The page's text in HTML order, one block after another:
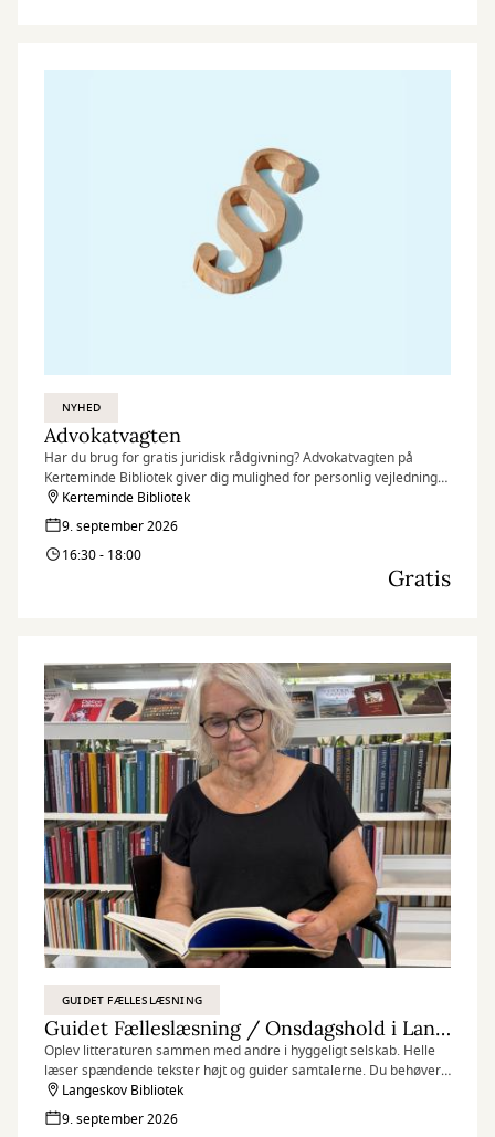
NYHED
Advokatvagten
Har du brug for gratis juridisk rådgivning? Advokatvagten på
Kerteminde Bibliotek giver dig mulighed for personlig vejledning
af en frivillig advokat – hurtigt, nemt og uden omkostninger.
Kerteminde Bibliotek
9. september 2026
16:30 - 18:00
Gratis
GUIDET FÆLLESLÆSNING
Guidet Fælleslæsning / Onsdagshold i Langeskov
Oplev litteraturen sammen med andre i hyggeligt selskab. Helle
læser spændende tekster højt og guider samtalerne. Du behøver
ikke have læst noget på forhånd, bare mød op og nyd det bedste
fra en læsekreds uden at skulle læse bogen selv. ⁠
Langeskov Bibliotek
9. september 2026